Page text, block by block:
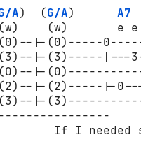
A)  (G/A) A7
(w)       e
(0)--|-(0)-----
(3)--|-(3)-----|---
(0)--|-
(2)--|-(2)-----|-
(3)--|-
----------------
If I needed